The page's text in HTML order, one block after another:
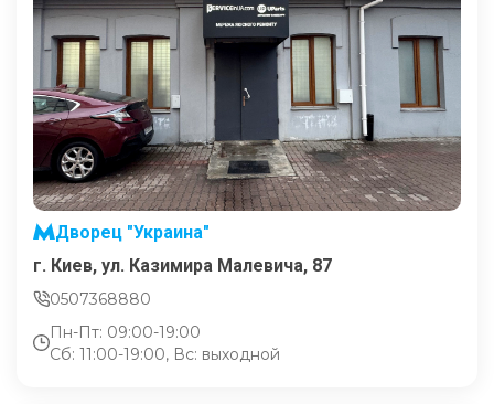
Дворец "Украина"
г. Киев, ул. Казимира Малевича, 87
0507368880
Пн-Пт: 09:00-19:00
Сб: 11:00-19:00, Вс: выходной